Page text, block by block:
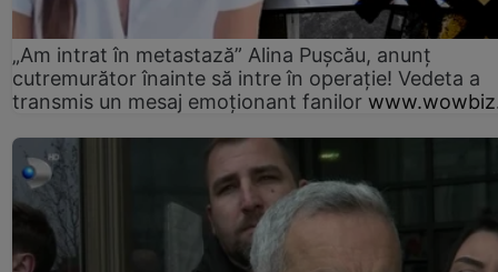
„Am intrat în metastază” Alina Pușcău, anunț
cutremurător înainte să intre în operație! Vedeta a
transmis un mesaj emoționant fanilor